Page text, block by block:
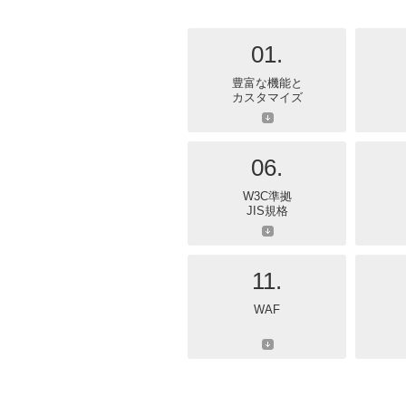
01.
豊富な機能と
カスタマイズ
06.
W3C準拠
JIS規格
11.
WAF